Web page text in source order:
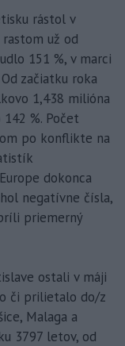
rástol v
už od
151 %, v marci
začiatku roka
1,438 milióna
%. Počet
po konflikte na
dokonca
negatívne čísla,
priemerný
ostali v máji
či prilietalo do/z
Malaga a
3797 letov, od